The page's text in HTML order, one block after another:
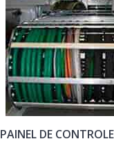
PAINEL DE